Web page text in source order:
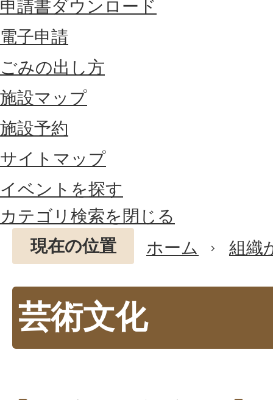
申請書ダウンロード
電子申請
ごみの出し方
施設マップ
施設予約
サイトマップ
イベントを探す
カテゴリ検索を閉じる
現在の位置
ホーム 組織
芸術文化